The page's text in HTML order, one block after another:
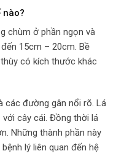
nào?
chùm ở phần ngọn và
15cm – 20cm. Bề
có kích thước khác
các đường gân nổi rõ. Lá
cây cái. Đồng thời lá
Những thành phần này
lý liên quan đến hệ